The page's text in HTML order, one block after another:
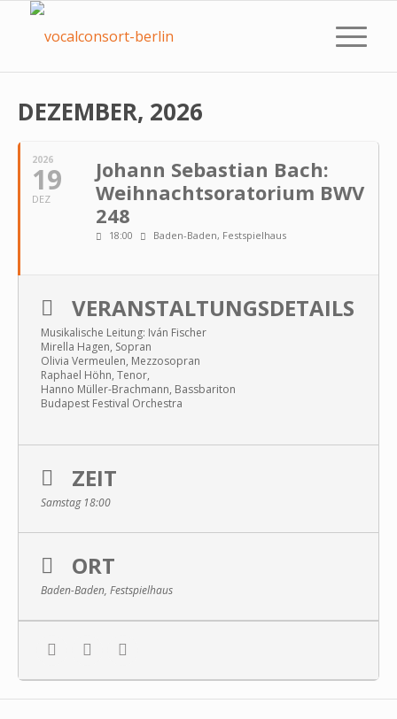
DEZEMBER, 2026
2026
19
DEZ
Johann Sebastian Bach:
Weihnachtsoratorium BWV
248
18:00 Baden-Baden, Festspielhaus
VERANSTALTUNGSDETAILS
Musikalische Leitung: Iván Fischer
Mirella Hagen, Sopran
Olivia Vermeulen, Mezzosopran
Raphael Höhn, Tenor,
Hanno Müller-Brachmann, Bassbariton
Budapest Festival Orchestra
ZEIT
Samstag 18:00
ORT
Baden-Baden, Festspielhaus